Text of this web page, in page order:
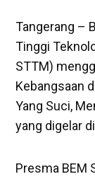
Tangerang –
Tinggi
STTM)
Kebangsaan
Yang Suci,
yang digelar
Presma BEM